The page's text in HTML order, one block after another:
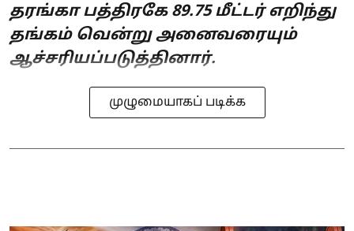
தரங்கா பத்திரகே 89.75 மீட்டர் எறிந்து
தங்கம் வென்று அனைவரையும்
ஆச்சரியப்படுத்தினார்.
முழுமையாகப் படிக்க